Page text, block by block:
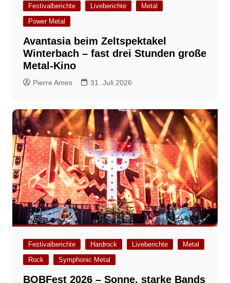
Festivalberichte Liveberichte
Metal
Power Metal
Avantasia beim Zeltspektakel
Winterbach – fast drei Stunden große
Metal-Kino
Pierre Ames 31. Juli 2026
Festivalberichte Hardrock Liveberichte
Metal
Rock
Symphonic Metal
BOBFest 2026 – Sonne, starke Bands